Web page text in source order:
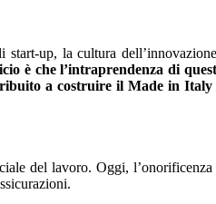
up, la cultura
è che l’intraprendenza di
a costruire il Made in Italy
del lavoro. Oggi, l’onorificenza